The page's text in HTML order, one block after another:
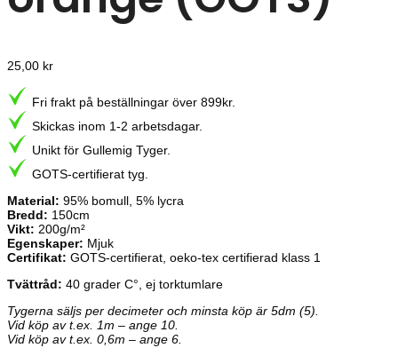
25,00 kr
Fri frakt på beställningar över 899kr.
Skickas inom 1-2 arbetsdagar.
Unikt för Gullemig Tyger.
GOTS-certifierat tyg.
Material: 95% bomull, 5% lycra
Bredd: 150cm
Vikt: 200g/m²
Egenskaper: Mjuk
Certifikat: GOTS-certifierat, oeko-tex certifierad klass 1
Tvättråd: 40 grader C°, ej torktumlare
Tygerna säljs per decimeter och minsta köp är 5dm (5).
Vid köp av t.ex. 1m – ange 10.
Vid köp av t.ex. 0,6m – ange 6.